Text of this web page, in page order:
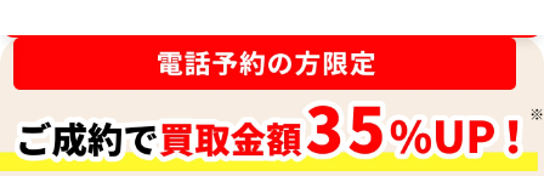
22,000
2026年6月3日時点